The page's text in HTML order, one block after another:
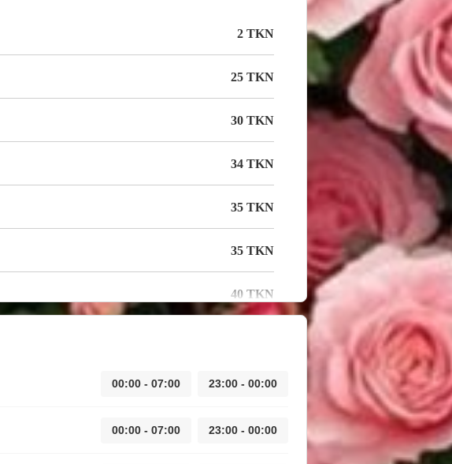
2 TKN
25 TKN
30 TKN
34 TKN
35 TKN
35 TKN
40 TKN
00:00 - 07:00 23:00 - 00:00
00:00 - 07:00 23:00 - 00:00